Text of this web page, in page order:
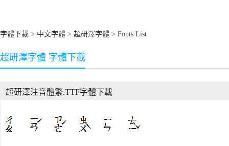
字體下載 > 中文字體 > 超研澤字體 > Fonts List
超研澤字體 字體下載
超研澤注音體繁.TTF字體下載